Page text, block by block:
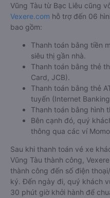
Vũng Tàu từ Bạc Liêu cũng
Vexere.com hỗ trợ đến 06
bao gồm:
Thanh toán bằng tiền
siêu thị gần nhà.
Thanh toán bằng thẻ
Card, JCB).
Thanh toán bằng thẻ
tuyến (Internet
Thanh toán bằng hình
Bên cạnh đó, quý
thông qua các ví
Sau khi thanh toán vé xe
Vũng Tàu thành công,
thành công đến số điện
ký. Đến ngày đi, quý khách
30 phút giờ khởi hành để